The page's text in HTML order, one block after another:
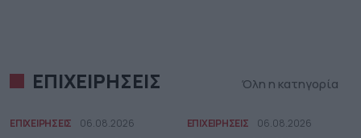
ΕΠΙΧΕΙΡΗΣΕΙΣ Όλη η κατηγορία
ΕΠΙΧΕΙΡΗΣΕΙΣ 06.08.2026 ΕΠΙΧΕΙΡΗΣΕΙΣ 06.08.2026